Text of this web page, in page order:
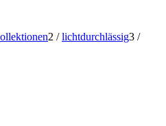
2 / lichtdurchlässig3 /